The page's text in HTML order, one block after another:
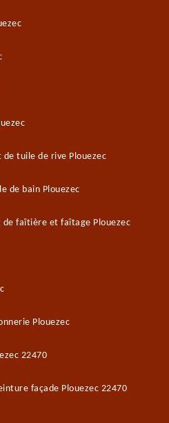
tuile de rive Plouezec
de bain Plouezec
faîtière et faîtage Plouezec
Plouezec
22470
façade Plouezec 22470